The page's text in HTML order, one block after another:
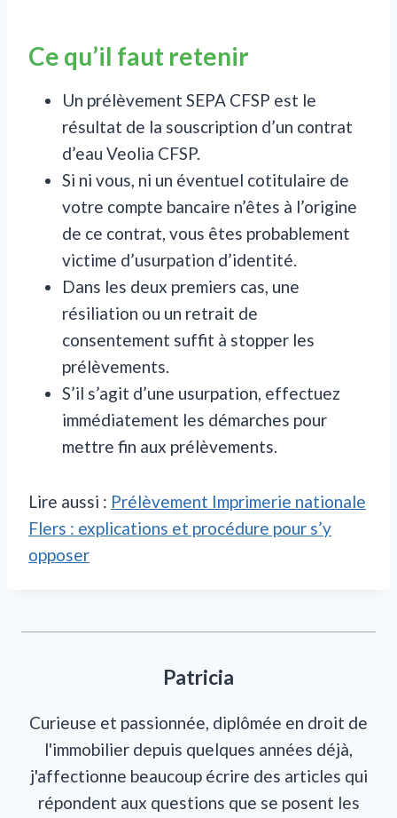
Ce qu’il faut retenir
Un prélèvement SEPA CFSP est le
résultat de la souscription d’un contrat
d’eau Veolia CFSP.
Si ni vous, ni un éventuel cotitulaire de
votre compte bancaire n’êtes à l’origine
de ce contrat, vous êtes probablement
victime d’usurpation d’identité.
Dans les deux premiers cas, une
résiliation ou un retrait de
consentement suffit à stopper les
prélèvements.
S’il s’agit d’une usurpation, effectuez
immédiatement les démarches pour
mettre fin aux prélèvements.
Lire aussi : Prélèvement Imprimerie nationale
Flers : explications et procédure pour s’y
opposer
Patricia
Curieuse et passionnée, diplômée en droit de
l'immobilier depuis quelques années déjà,
j'affectionne beaucoup écrire des articles qui
répondent aux questions que se posent les